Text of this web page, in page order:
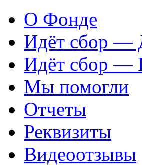
О Фонде
Идёт сбор
Идёт сбор
Мы помогли
Отчеты
Реквизиты
Видеоотзывы